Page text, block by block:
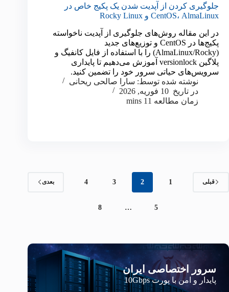
جلوگیری کردن از آپدیت شدن یک پکیج خاص در
CentOS، AlmaLinux و Rocky Linux
در این مقاله روش‌های جلوگیری از آپدیت ناخواسته
پکیج‌ها در CentOS و توزیع‌های جدید
(AlmaLinux/Rocky) را با استفاده از فایل کانفیگ و
پلاگین versionlock آموزش می‌دهیم تا پایداری
سرویس‌های حیاتی سرور خود را تضمین کنید.
نوشته شده توسط: سارا صالحی ریحانی
در تاریخ 10 فوریه, 2026
زمان مطالعه 11 mins
قبلی 1
2
3
4
5
…
8
بعدی
سرور اختصاصی ایران
پایدار و امن با پورت 10Gbps